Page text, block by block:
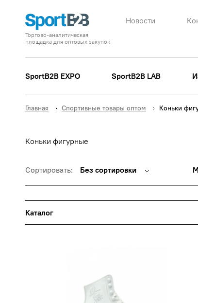
Торгово-аналитическая
площадка для оптовых закупок
Новости
SportB2B EXPO SportB2B LAB
Главная Спортивные товары оптом Коньки
Коньки фигурные
Каталог
Сортировать: Без сортировки